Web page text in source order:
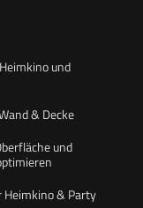
und
& Decke
und
Heimkino & Party